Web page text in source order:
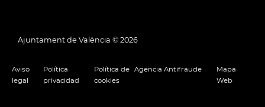
Ajuntament de València © 2026
Aviso
legal
Política
privacidad
Política de
cookies
Agencia Antifraude
Mapa
Web